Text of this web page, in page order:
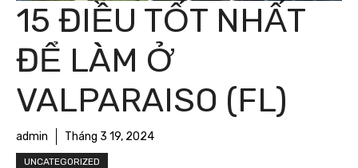
15 ĐIỀU TỐT NHẤT
ĐỂ LÀM Ở
VALPARAISO (FL)
admin Tháng 3 19, 2024
UNCATEGORIZED